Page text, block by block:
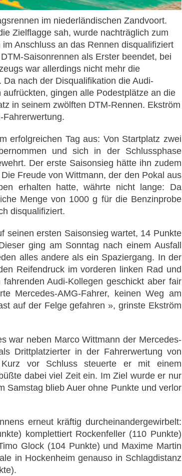
im niederländischen Zandvoort.
Zielflagge sah, wurde nachträglich zum
Anschluss an das Rennen disqualifiziert
Saisonrennen als Erster beendet, bei
war allerdings nicht mehr die
nach der Disqualifikation die Audi-
gingen alle Podestplätze an die
in seinem zwölften DTM-Rennen. Ekström
Fahrerwertung.
erfolgreichen Tag aus: Von Startplatz zwei
und sich in der Schlussphase
Der erste Saisonsieg hätte ihn zudem
Freude von Wittmann, der den Pokal aus
erhalten hatte, währte nicht lange: Da
Menge von 1000 g für die Benzinprobe
disqualifiziert.
seinen ersten Saisonsieg wartet, 14 Punkte
ging am Sonntag nach einem Ausfall
alles andere als ein Spaziergang. In der
Reifendruck im vorderen linken Rad und
Audi-Kollegen geschickt aber fair
Mercedes-AMG-Fahrer, keinen Weg am
auf der Felge gefahren », grinste Ekström
war neben Marco Wittmann der Mercedes-
Drittplatzierter in der Fahrerwertung von
vor Schluss steuerte er mit einem
dabei viel Zeit ein. Im Ziel wurde er nur
Samstag blieb Auer ohne Punkte und verlor
erneut kräftig durcheinandergewirbelt:
komplettiert Rockenfeller (110 Punkte)
Glock (104 Punkte) und Maxime Martin
in Hockenheim genauso in Schlagdistanz